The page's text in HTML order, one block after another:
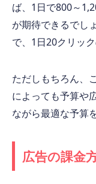
ば、1日で800～
が期待できるでし
で、1日20クリッ
ただしもちろん、
によっても予算や
ながら最適な予算
広告の課金